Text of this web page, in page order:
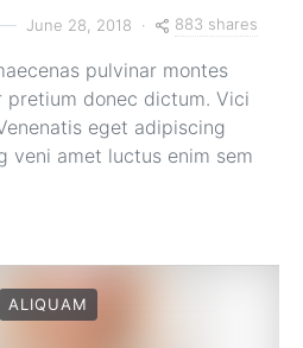
June 28, 2018 883 shares
pulvinar montes
pretium donec dictum. Vici
eget adipiscing
veni amet luctus enim sem
ALIQUAM